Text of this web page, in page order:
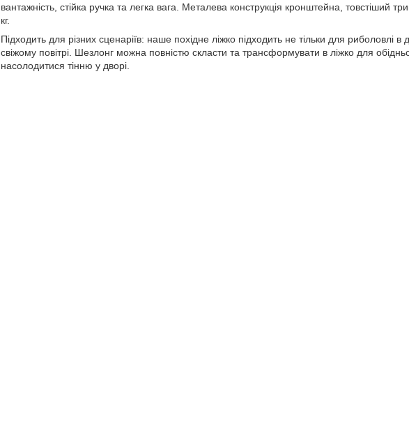
вантажність, стійка ручка та легка вага. Металева конструкція кронштейна, товстіший
кг.
Підходить для різних сценаріїв: наше похідне ліжко підходить не тільки для риболовлі
свіжому повітрі. Шезлонг можна повністю скласти та трансформувати в ліжко для
насолодитися тінню у дворі.